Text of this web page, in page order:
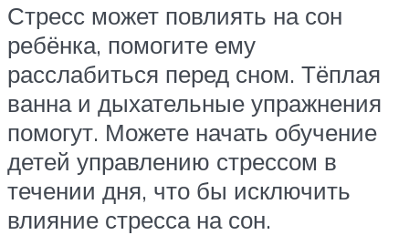
Стресс может повлиять на сон
ребёнка, помогите ему
расслабиться перед сном. Тёплая
ванна и дыхательные упражнения
помогут. Можете начать обучение
детей управлению стрессом в
течении дня, что бы исключить
влияние стресса на сон.